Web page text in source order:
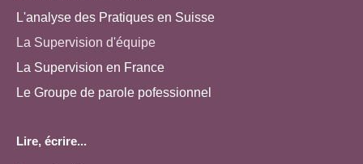
L'analyse des Pratiques en Suisse
La Supervision d'équipe
La Supervision en France
Le Groupe de parole pofessionnel
Lire, écrire...